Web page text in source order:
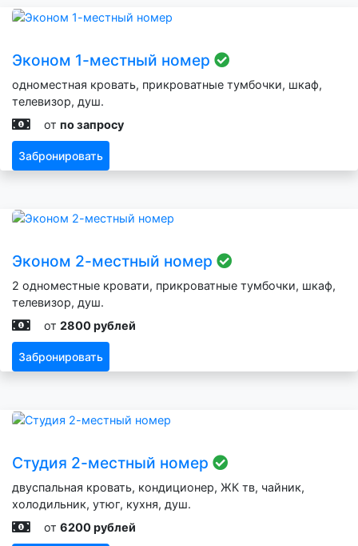
Эконом 1-местный номер
одноместная кровать, прикроватные тумбочки, шкаф,
телевизор, душ.
от по запросу
Забронировать
Эконом 2-местный номер
2 одноместные кровати, прикроватные тумбочки, шкаф,
телевизор, душ.
от 2800 рублей
Забронировать
Студия 2-местный номер
двуспальная кровать, кондиционер, ЖК тв, чайник,
холодильник, утюг, кухня, душ.
от 6200 рублей